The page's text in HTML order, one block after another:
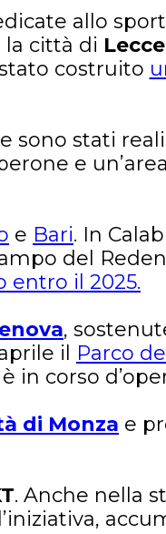
allo
la città di Lecce
costruito
sono stati
e
e Bari. In
del
entro il 2025.
,
il
Parco
in corso
di Monza e
. Anche nella